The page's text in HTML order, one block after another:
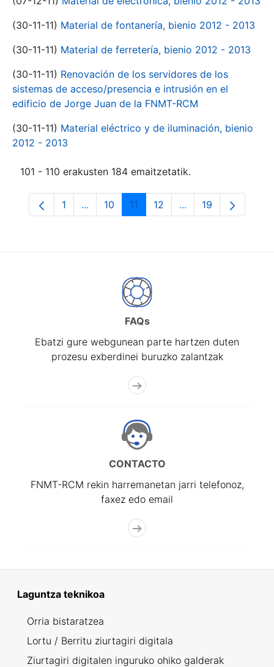
(30-11-11) Material de fontanería, bienio 2012 - 2013
(30-11-11) Material de ferretería, bienio 2012 - 2013
(30-11-11) Renovación de los servidores de los
sistemas de acceso/presencia e intrusión en el
edificio de Jorge Juan de la FNMT-RCM
(30-11-11) Material eléctrico y de iluminación, bienio
2012 - 2013
101 - 110 erakusten 184 emaitzetatik.
Orrialdea
1 ...Intermediate Pages Use TAB to navigate.
Orrialdea
10 Orrialdea
11 Orrialdea
12 ...Intermediate
Orrialdea
19
FAQs
Ebatzi gure webgunean parte hartzen duten
prozesu exberdinei buruzko zalantzak
CONTACTO
FNMT-RCM rekin harremanetan jarri telefonoz,
faxez edo email
Laguntza teknikoa
Orria bistaratzea
Lortu / Berritu ziurtagiri digitala
Ziurtagiri digitalen inguruko ohiko galderak